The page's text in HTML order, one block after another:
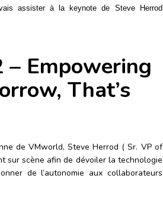
assister à la keynote de Steve Herrod
– Empowering
That’s
de VMworld, Steve Herrod ( Sr. VP of
sur scène afin de dévoiler la technologie
de l’autonomie aux collaborateurs